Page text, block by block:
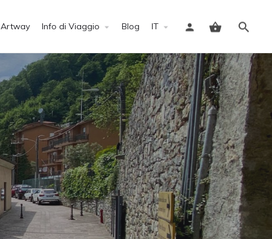
Artway Info di Viaggio Blog IT
Accedi